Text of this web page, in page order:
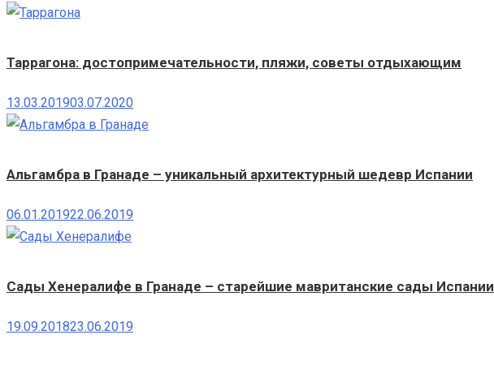
Таррагона: достопримечательности, пляжи, советы отдыхающим
13.03.201903.07.2020
Альгамбра в Гранаде – уникальный архитектурный шедевр Испании
06.01.201922.06.2019
Сады Хенералифе в Гранаде – старейшие мавританские сады Испании
19.09.201823.06.2019